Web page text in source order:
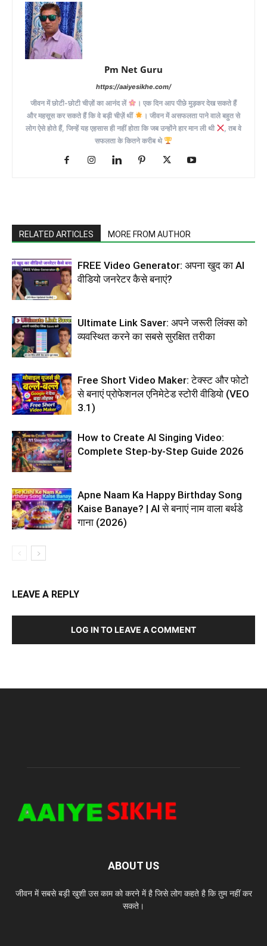
Pm Net Guru
https://aaiyesikhe.com/
जीवन में छोटी-छोटी चीज़ों का आनंद लें
। एक दिन आप पीछे मुड़कर देख सकते हैं
और महसूस कर सकते हैं कि वे बड़ी चीज़ें थीं
। जीवन में असफलता पाने वाले बहुत से
लोग ऐसे होते हैं, जिन्हें यह एहसास ही नहीं होता कि जब उन्होंने हार मान ली थी
, तब वे
सफलता के कितने करीब थे
RELATED ARTICLES MORE FROM AUTHOR
FREE Video Generator: अपना खुद का AI
वीडियो जनरेटर कैसे बनाएं?
Ultimate Link Saver: अपने जरूरी लिंक्स को
व्यवस्थित करने का सबसे सुरक्षित तरीका
Free Short Video Maker: टेक्स्ट और फोटो
से बनाएं प्रोफेशनल एनिमेटेड स्टोरी वीडियो (VEO
3.1)
How to Create AI Singing Video:
Complete Step-by-Step Guide 2026
Apne Naam Ka Happy Birthday Song
Kaise Banaye? | AI से बनाएं नाम वाला बर्थडे
गाना (2026)
LEAVE A REPLY
LOG IN TO LEAVE A COMMENT
ABOUT US
जीवन में सबसे बड़ी खुशी उस काम को करने में है जिसे लोग कहते है कि तुम नहीं कर
सकते।